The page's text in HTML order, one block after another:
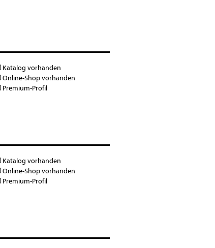
Katalog vorhanden
Online-Shop vorhanden
Premium-Profil
Katalog vorhanden
Online-Shop vorhanden
Premium-Profil